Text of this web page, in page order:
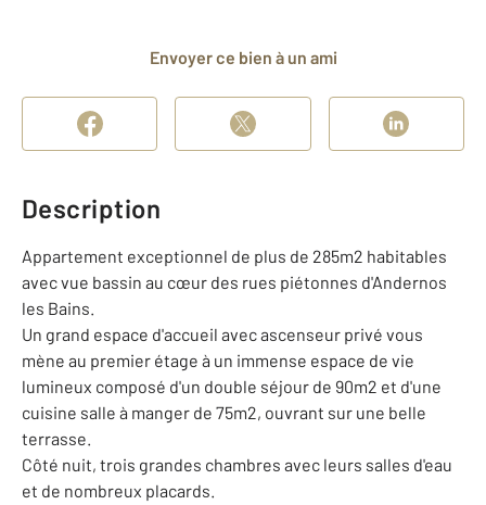
Envoyer ce bien à un ami
Description
Appartement exceptionnel de plus de 285m2 habitables
avec vue bassin au cœur des rues piétonnes d'Andernos
les Bains.
Un grand espace d'accueil avec ascenseur privé vous
mène au premier étage à un immense espace de vie
lumineux composé d'un double séjour de 90m2 et d'une
cuisine salle à manger de 75m2, ouvrant sur une belle
terrasse.
Côté nuit, trois grandes chambres avec leurs salles d'eau
et de nombreux placards.